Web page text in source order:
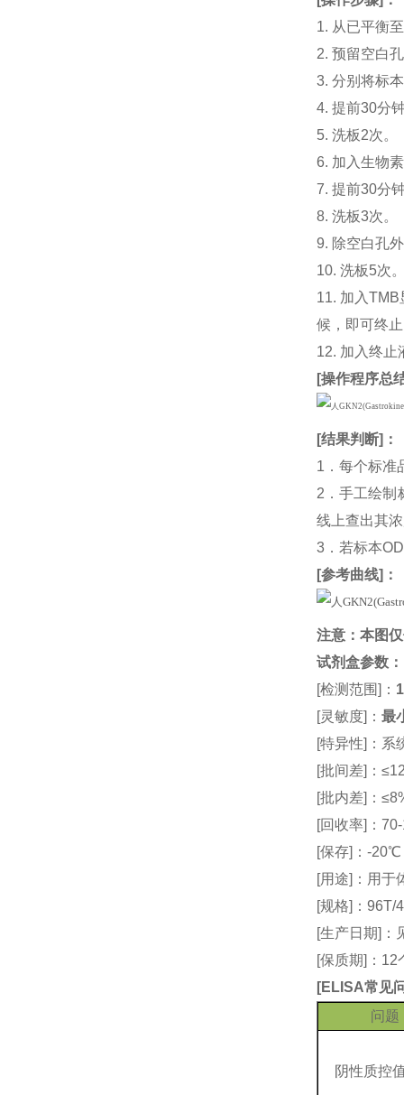
1. 从已平衡
2. 预留空白
3. 分别将标
4. 提前30分
5. 洗板2次。
6. 加入生物
7. 提前30分
8. 洗板3次。
9. 除空白孔
10. 洗板5次
11. 加入
候，即可终
12. 加入终止
[操作程序总
[结果判断]：
1．每个标准
2．手工绘制
线上查出其
3．若标本
[参考曲线]：
注意：本图
试剂盒参数 ：
[检测范围]：
[灵敏度]：最
[特异性]：系
[批间差]：
[批内差]：
[回收率]：
[保存]：-
[用途]：用于
[规格]：96T/
[生产日期]：
[保质期]：
[ELISA常见
问题
阴性质控